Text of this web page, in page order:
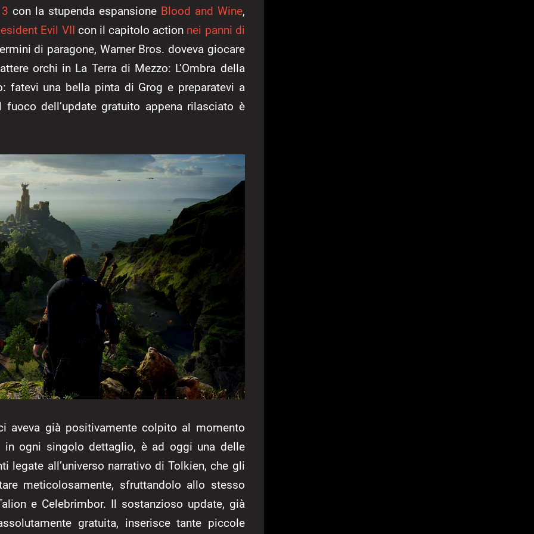
con la stupenda espansione Blood and Wine,
Evil VII con il capitolo action nei panni di
di paragone, Warner Bros. doveva giocare
orchi in La Terra di Mezzo: L’Ombra della
fatevi una bella pinta di Grog e preparatevi a
dell’update gratuito appena rilasciato è
aveva già positivamente colpito al momento
in ogni singolo dettaglio, è ad oggi una delle
legate all’universo narrativo di Tolkien, che gli
meticolosamente, sfruttandolo allo stesso
e Celebrimbor. Il sostanzioso update, già
gratuita, inserisce tante piccole